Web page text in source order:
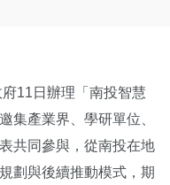
11日辦理「南投智慧
集產業界、學研單位、
共同參與，從南投在地
劃與後續推動模式，期